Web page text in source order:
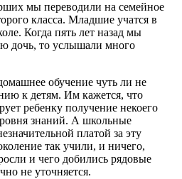
мы переводили на семейное
класса. Младшие учатся в
Когда пять лет назад мы
дочь, то услышали много
обучение чуть ли не
к детям. Им кажется, что
ребенку получение некоего
знаний. А школьные
платой за эту
так учили, и ничего,
и чего добились рядовые
не уточняется.